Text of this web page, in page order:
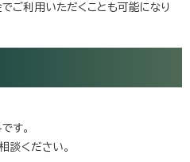
ご利用いただくことも可能になり
す。
談ください。